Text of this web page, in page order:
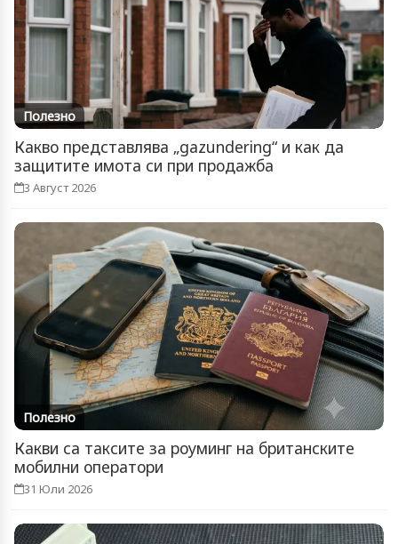
Полезно
Какво представлява „gazundering“ и как да
защитите имота си при продажба
3 Август 2026
Полезно
Какви са таксите за роуминг на британските
мобилни оператори
31 Юли 2026